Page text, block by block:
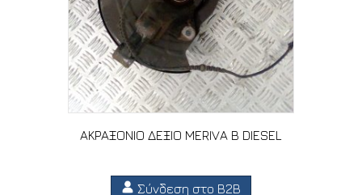
ΑΚΡΑΞΟΝΙΟ ΔΕΞΙΟ MERIVA B DIESEL
Σύνδεση στο B2B